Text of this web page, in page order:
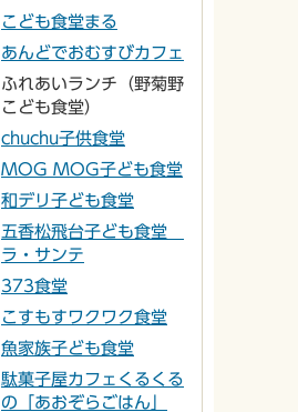
こども食堂まる
あんどでおむすびカフェ
ふれあいランチ（野菊野
こども食堂）
chuchu子供食堂
MOG MOG子ども食堂
和デリ子ども食堂
五香松飛台子ども食堂
ラ・サンテ
373食堂
こすもすワクワク食堂
魚家族子ども食堂
駄菓子屋カフェくるくる
の「あおぞらごはん」